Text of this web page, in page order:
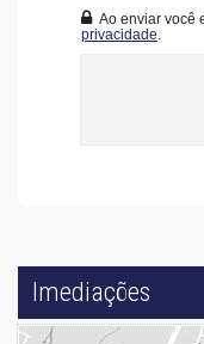
Ao enviar você
privacidade
Imediações